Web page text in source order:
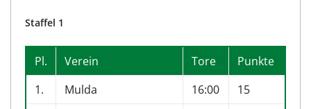
Staffel 1
Pl. Verein Tore
Punkte
1.
Mulda 16:00
15